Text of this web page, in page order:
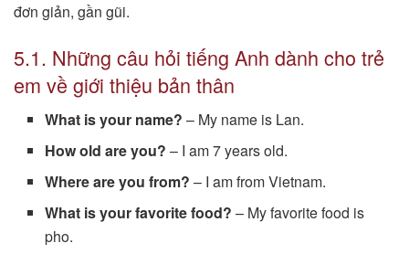
đơn giản, gần gũi.
5.1. Những câu hỏi tiếng Anh dành cho trẻ
em về giới thiệu bản thân
What is your name? – My name is Lan.
How old are you? – I am 7 years old.
Where are you from? – I am from Vietnam.
What is your favorite food? – My favorite food is
pho.